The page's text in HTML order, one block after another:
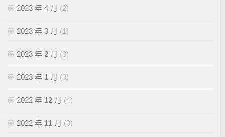
2023 年 4 月 (2)
2023 年 3 月 (1)
2023 年 2 月 (3)
2023 年 1 月 (3)
2022 年 12 月 (4)
2022 年 11 月 (3)